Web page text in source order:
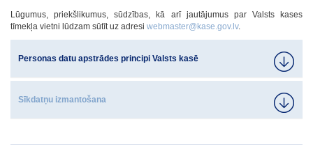
Lūgumus, priekšlikumus, sūdzības, kā arī jautājumus par Valsts kases
tīmekļa vietni lūdzam sūtīt uz adresi webmaster@kase.gov.lv.
Personas datu apstrādes principi Valsts kasē
Sīkdatņu izmantošana